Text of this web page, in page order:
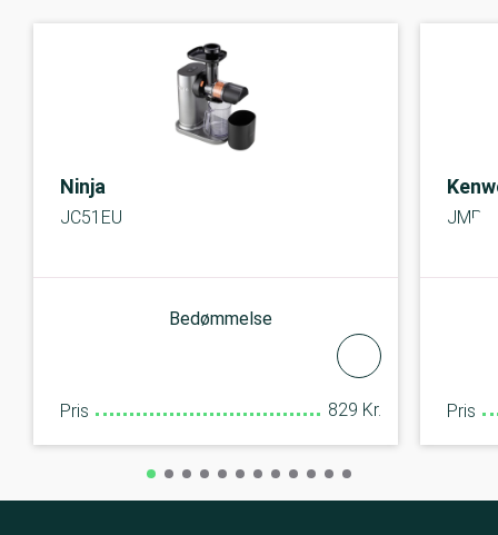
Ninja
JC51EU
Bedømmelse
Pris 829 Kr. Pris